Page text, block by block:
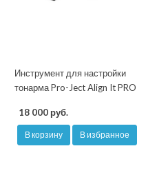
Инструмент для настройки
тонарма Pro-Ject Align It PRO
18 000 руб.
В корзину В избранное